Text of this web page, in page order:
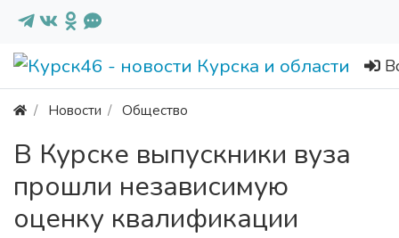
Новости Общество
В Курске выпускники вуза
прошли независимую
оценку квалификации